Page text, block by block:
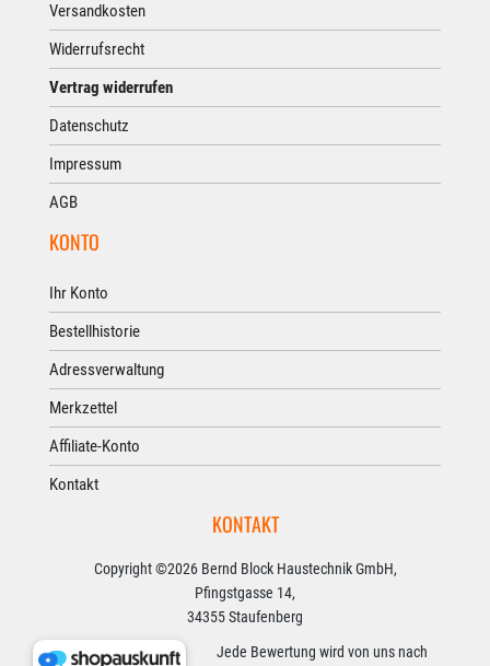
Versandkosten
Widerrufsrecht
Vertrag widerrufen
Datenschutz
Impressum
AGB
KONTO
Ihr Konto
Bestellhistorie
Adressverwaltung
Merkzettel
Affiliate-Konto
Kontakt
KONTAKT
Copyright ©2026 Bernd Block Haustechnik GmbH,
Pfingstgasse 14,
34355 Staufenberg
Jede Bewertung wird von uns nach